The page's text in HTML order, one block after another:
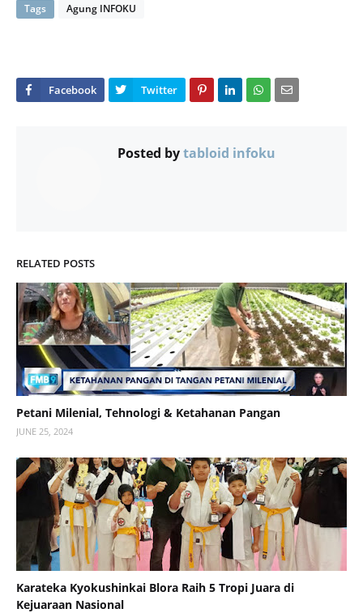
Tags Agung INFOKU
Posted bytabloid infoku
RELATED POSTS
Petani Milenial, Tehnologi & Ketahanan Pangan
JUNE 25, 2024
Karateka Kyokushinkai Blora Raih 5 Tropi Juara di
Kejuaraan Nasional